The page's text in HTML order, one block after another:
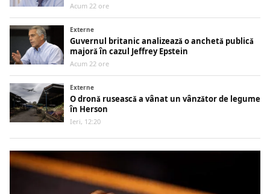
Acum 22 ore
Externe
Guvernul britanic analizează o anchetă publică
majoră în cazul Jeffrey Epstein
Acum 22 ore
Externe
O dronă rusească a vânat un vânzător de legume
în Herson
Ieri, 12:20